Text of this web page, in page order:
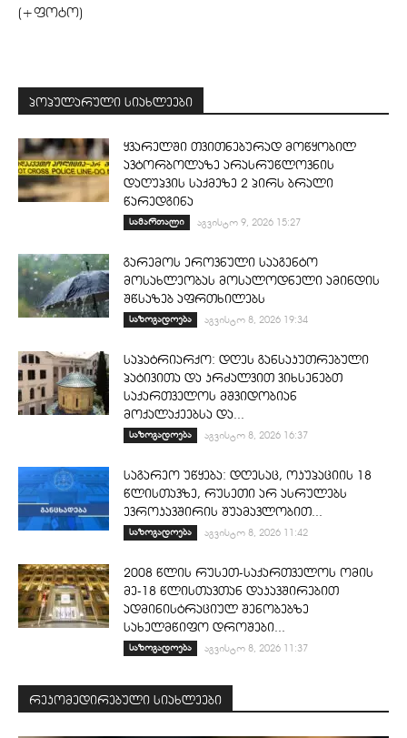
(+ფოტო)
პოპულარული სიახლეები
ყვარელში თვითნებურად მოწყობილ
ავტორბოლაზე არასრუწლოვნის
დაღუპვის საქმეზე 2 პირს ბრალი
წარედგინა
სამართალი აგვისტო 9, 2026 15:27
გარემოს ეროვნული სააგენტო
მოსახლეობას მოსალოდნელი ამინდის
შწსაზებ აფრთხილებს
საზოგადოება აგვისტო 8, 2026 19:34
საპატრიარქო: დღეს განსაკუთრებული
პატივითა და კრძალვით ვიხსენებთ
საქართველოს მშვიდობიან
მოქალაქეებსა და...
საზოგადოება აგვისტო 8, 2026 16:37
საგარეო უწყება: დღესაც, ოკუპაციის 18
წლისთავზე, რუსეთი არ ასრულებს
ევროკავშირის შუამავლობით...
საზოგადოება აგვისტო 8, 2026 11:42
2008 წლის რუსეთ-საქართველოს ომის
მე-18 წლისთავთან დაკავშირებით
ადმინისტრაციულ შენობებზე
სახელმწიფო დროშები...
საზოგადოება აგვისტო 8, 2026 11:37
რეკომედირებული სიახლეები